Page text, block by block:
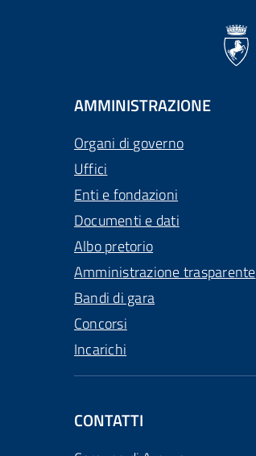
AMMINISTRAZIONE
Organi di governo
Uffici
Enti e fondazioni
Documenti e dati
Albo pretorio
Amministrazione trasparente
Bandi di gara
Concorsi
Incarichi
CONTATTI